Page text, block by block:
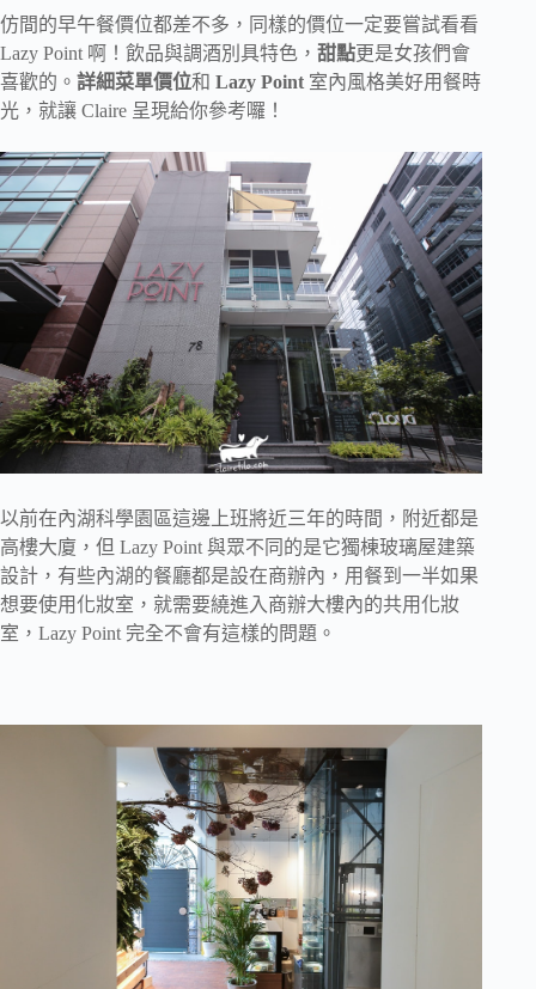
仿間的早午餐價位都差不多，同樣的價位一定要嘗試看看
Lazy Point 啊！飲品與調酒別具特色， 甜點更是女孩們會
喜歡的。 詳細菜單價位和 Lazy Point 室內風格美好用餐時
光，就讓 Claire 呈現給你參考囉！
以前在內湖科學園區這邊上班將近三年的時間，附近都是
高樓大廈，但 Lazy Point 與眾不同的是它獨棟玻璃屋建築
設計，有些內湖的餐廳都是設在商辦內，用餐到一半如果
想要使用化妝室，就需要繞進入商辦大樓內的共用化妝
室，Lazy Point 完全不會有這樣的問題。